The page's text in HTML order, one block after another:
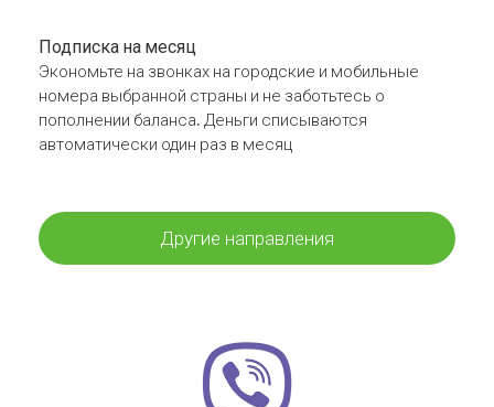
Подписка на месяц
Экономьте на звонках на городские и мобильные
номера выбранной страны и не заботьтесь о
пополнении баланса. Деньги списываются
автоматически один раз в месяц
Другие направления